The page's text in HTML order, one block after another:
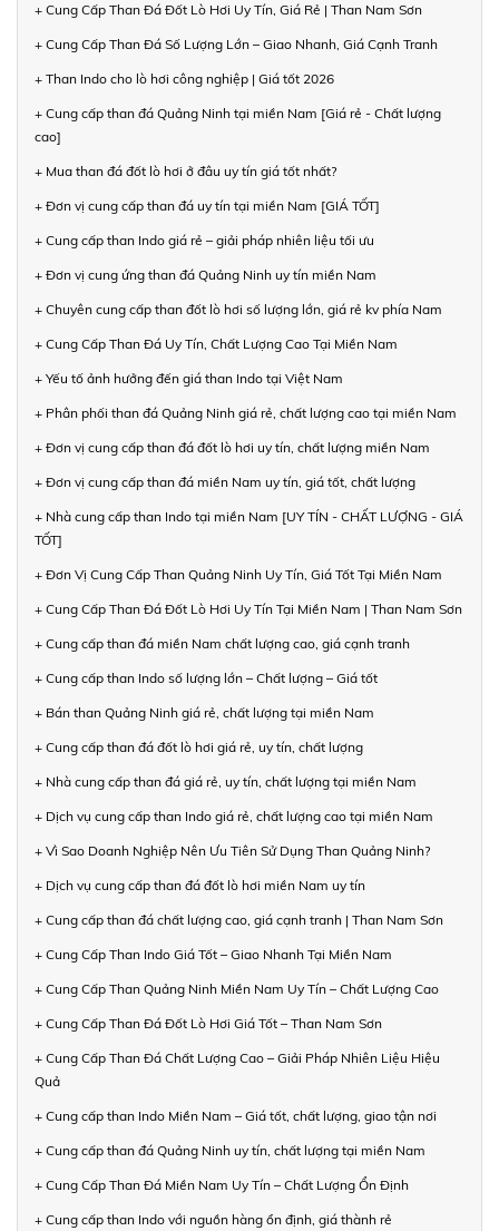
+ Cung Cấp Than Đá Đốt Lò Hơi Uy Tín, Giá Rẻ | Than Nam Sơn
+ Cung Cấp Than Đá Số Lượng Lớn – Giao Nhanh, Giá Cạnh Tranh
+ Than Indo cho lò hơi công nghiệp | Giá tốt 2026
+ Cung cấp than đá Quảng Ninh tại miền Nam [Giá rẻ - Chất lượng
cao]
+ Mua than đá đốt lò hơi ở đâu uy tín giá tốt nhất?
+ Đơn vị cung cấp than đá uy tín tại miền Nam [GIÁ TỐT]
+ Cung cấp than Indo giá rẻ – giải pháp nhiên liệu tối ưu
+ Đơn vị cung ứng than đá Quảng Ninh uy tín miền Nam
+ Chuyên cung cấp than đốt lò hơi số lượng lớn, giá rẻ kv phía Nam
+ Cung Cấp Than Đá Uy Tín, Chất Lượng Cao Tại Miền Nam
+ Yếu tố ảnh hưởng đến giá than Indo tại Việt Nam
+ Phân phối than đá Quảng Ninh giá rẻ, chất lượng cao tại miền Nam
+ Đơn vị cung cấp than đá đốt lò hơi uy tín, chất lượng miền Nam
+ Đơn vị cung cấp than đá miền Nam uy tín, giá tốt, chất lượng
+ Nhà cung cấp than Indo tại miền Nam [UY TÍN - CHẤT LƯỢNG - GIÁ
TỐT]
+ Đơn Vị Cung Cấp Than Quảng Ninh Uy Tín, Giá Tốt Tại Miền Nam
+ Cung Cấp Than Đá Đốt Lò Hơi Uy Tín Tại Miền Nam | Than Nam Sơn
+ Cung cấp than đá miền Nam chất lượng cao, giá cạnh tranh
+ Cung cấp than Indo số lượng lớn – Chất lượng – Giá tốt
+ Bán than Quảng Ninh giá rẻ, chất lượng tại miền Nam
+ Cung cấp than đá đốt lò hơi giá rẻ, uy tín, chất lượng
+ Nhà cung cấp than đá giá rẻ, uy tín, chất lượng tại miền Nam
+ Dịch vụ cung cấp than Indo giá rẻ, chất lượng cao tại miền Nam
+ Vì Sao Doanh Nghiệp Nên Ưu Tiên Sử Dụng Than Quảng Ninh?
+ Dịch vụ cung cấp than đá đốt lò hơi miền Nam uy tín
+ Cung cấp than đá chất lượng cao, giá cạnh tranh | Than Nam Sơn
+ Cung Cấp Than Indo Giá Tốt – Giao Nhanh Tại Miền Nam
+ Cung Cấp Than Quảng Ninh Miền Nam Uy Tín – Chất Lượng Cao
+ Cung Cấp Than Đá Đốt Lò Hơi Giá Tốt – Than Nam Sơn
+ Cung Cấp Than Đá Chất Lượng Cao – Giải Pháp Nhiên Liệu Hiệu
Quả
+ Cung cấp than Indo Miền Nam – Giá tốt, chất lượng, giao tận nơi
+ Cung cấp than đá Quảng Ninh uy tín, chất lượng tại miền Nam
+ Cung Cấp Than Đá Miền Nam Uy Tín – Chất Lượng Ổn Định
+ Cung cấp than Indo với nguồn hàng ổn định, giá thành rẻ